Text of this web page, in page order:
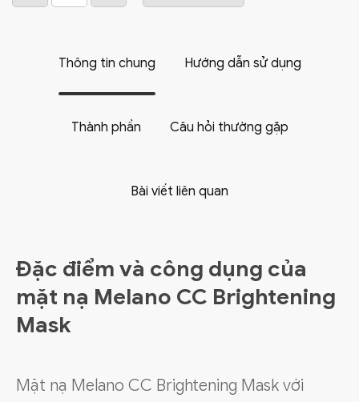
Thông tin chung Hướng dẫn sử dụng
Thành phần Câu hỏi thường gặp
Bài viết liên quan
Đặc điểm và công dụng của
mặt nạ Melano CC Brightening
Mask
Mặt nạ Melano CC Brightening Mask với